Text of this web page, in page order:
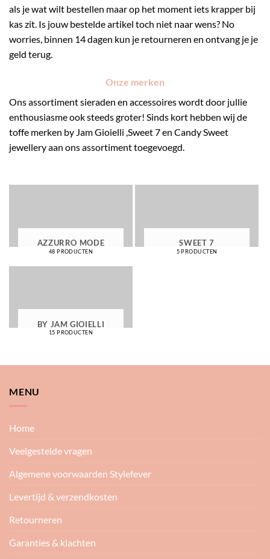
als je wat wilt bestellen maar op het moment iets krapper bij
kas zit. Is jouw bestelde artikel toch niet naar wens? No
worries, binnen 14 dagen kun je retourneren en ontvang je je
geld terug.
Onze merken
Ons assortiment sieraden en accessoires wordt door jullie
enthousiasme ook steeds groter! Sinds kort hebben wij de
toffe merken by Jam Gioielli ,Sweet 7 en Candy Sweet
jewellery aan ons assortiment toegevoegd.
AZZURRO MODE
48 PRODUCTEN
SWEET 7
5 PRODUCTEN
BY JAM GIOIELLI
15 PRODUCTEN
MENU
Home
Veelgestelde vragen
Algemene voorwaarden Stylefever
Levertijd & verzendkosten
Retourneren
Garanties & klachten